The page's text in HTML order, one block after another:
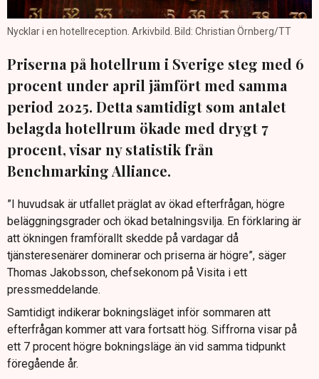
Nycklar i en hotellreception. Arkivbild. Bild: Christian Örnberg/TT
Priserna på hotellrum i Sverige steg med 6
procent under april jämfört med samma
period 2025. Detta samtidigt som antalet
belagda hotellrum ökade med drygt 7
procent, visar ny statistik från
Benchmarking Alliance.
”I huvudsak är utfallet präglat av ökad efterfrågan, högre
beläggningsgrader och ökad betalningsvilja. En förklaring är
att ökningen framförallt skedde på vardagar då
tjänsteresenärer dominerar och priserna är högre”, säger
Thomas Jakobsson, chefsekonom på Visita i ett
pressmeddelande.
Samtidigt indikerar bokningsläget inför sommaren att
efterfrågan kommer att vara fortsatt hög. Siffrorna visar på
ett 7 procent högre bokningsläge än vid samma tidpunkt
föregående år.